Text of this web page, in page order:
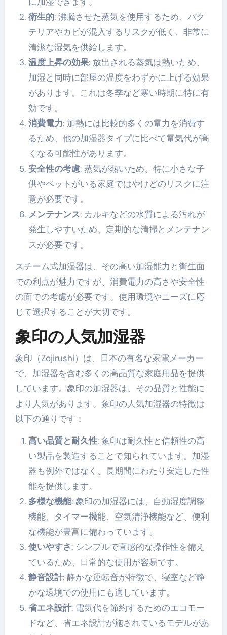
衛生的: 沸騰させた蒸気を使用するため、バク
テリアやカビが混入するリスクが低く、非常に
清潔な湿気を供給します。
温度上昇の効果: 放出される蒸気は熱いため、
加湿と同時に部屋の温度をわずかに上げる効果
があります。これは冬季など寒い時期に特に有
効です。
消費電力: 加熱には比較的多くの電力を消費す
るため、他の加湿器タイプに比べて電気代が高
くなる可能性があります。
安全性の考慮: 蒸気が熱いため、特に小さな子
供やペットがいる家庭ではやけどのリスクに注
意が必要です。
メンテナンス: カルキなどの水質による汚れが
発生しやすいため、定期的な清掃とメンテナン
スが必要です。
スチーム式加湿器は、その高い加湿能力と衛生面
での利点が魅力ですが、消費電力の高さや安全性
の面での考慮が必要です。使用環境やニーズに応
じて選択することが大切です。
象印の人気加湿器
象印（Zojirushi）は、日本の有名な家電メーカー
で、加湿器を含む多くの高品質な家庭用品を提供
しています。象印の加湿器は、その品質と性能に
より人気があります。象印の人気加湿器の特徴は
以下の通りです：
高い品質と耐久性: 象印は耐久性と信頼性の高
い製品を製造することで知られています。加湿
器も例外ではなく、長期間にわたり安定した性
能を提供します。
多様な機能: 象印の加湿器には、自動湿度調整
機能、タイマー機能、空気清浄機能など、便利
な機能が豊富に備わっています。
使いやすさ: シンプルで直感的な操作性を備え
ているため、日常的な使用が容易です。
静音設計: 静かな運転音が特徴で、寝室など静
かな環境での使用にも適しています。
省エネ設計: 電気代を節約するためのエコモー
ドなど、省エネ設計が施されているモデルがあ